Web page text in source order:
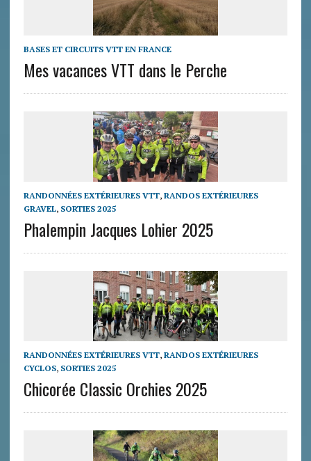
BASES ET CIRCUITS VTT EN FRANCE
Mes vacances VTT dans le Perche
RANDONNÉES EXTÉRIEURES VTT, RANDOS EXTÉRIEURES
GRAVEL, SORTIES 2025
Phalempin Jacques Lohier 2025
RANDONNÉES EXTÉRIEURES VTT, RANDOS EXTÉRIEURES
CYCLOS, SORTIES 2025
Chicorée Classic Orchies 2025